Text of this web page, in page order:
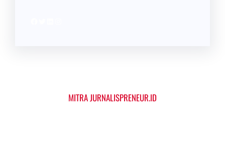
MITRA JURNALISPRENEUR.ID